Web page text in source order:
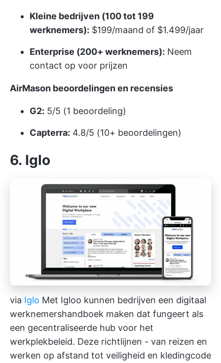
Kleine bedrijven (100 tot 199
werknemers): $199/maand of $1.499/jaar
Enterprise (200+ werknemers): Neem
contact op voor prijzen
AirMason beoordelingen en recensies
G2: 5/5 (1 beoordeling)
Capterra: 4.8/5 (10+ beoordelingen)
6. Iglo
via Iglo Met Igloo kunnen bedrijven een digitaal
werknemershandboek maken dat fungeert als
een gecentraliseerde hub voor het
werkplekbeleid. Deze richtlijnen - van reizen en
werken op afstand tot veiligheid en kledingcode